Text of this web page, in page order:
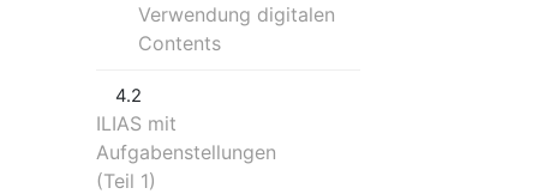
Verwendung digitalen
Contents
4.2
ILIAS mit
Aufgabenstellungen
(Teil 1)